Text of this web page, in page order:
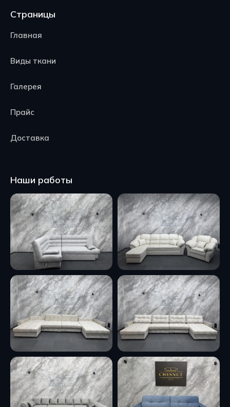
Страницы
Главная
Виды ткани
Галерея
Прайс
Доставка
Наши работы